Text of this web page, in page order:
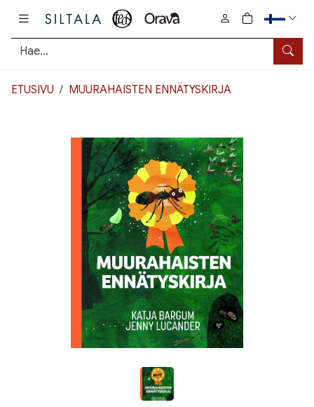
Hae
0
tuotetta
ETUSIVU MUURAHAISTEN ENNÄTYSKIRJA